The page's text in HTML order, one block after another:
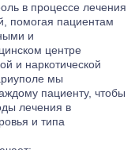
в процессе лечения
помогая пациентам
и
центре
и наркотической
мы
пациенту, чтобы
лечения в
и типа